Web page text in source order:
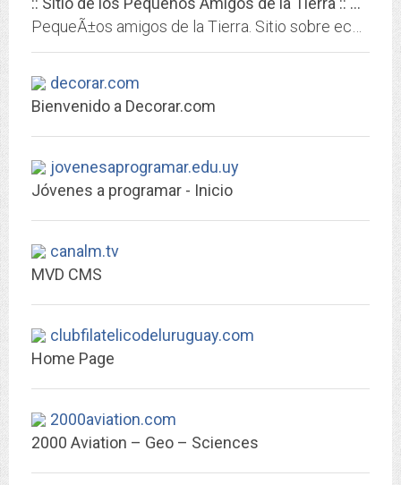
decorar.com
Bienvenido a Decorar.com
jovenesaprogramar.edu.uy
Jóvenes a programar - Inicio
canalm.tv
MVD CMS
clubfilatelicodeluruguay.com
Home Page
2000aviation.com
2000 Aviation – Geo – Sciences